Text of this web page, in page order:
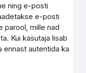
ning e-posti
e-posti
parool, mille nad
Kui kasutaja lisab
ennast autentida ka